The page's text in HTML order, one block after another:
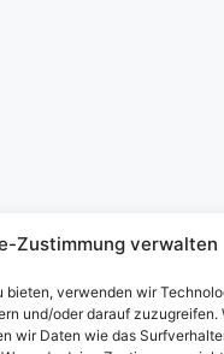
Zustimmung verwalten
bieten, verwenden wir
und/oder darauf zuzugreifen.
wir Daten wie das